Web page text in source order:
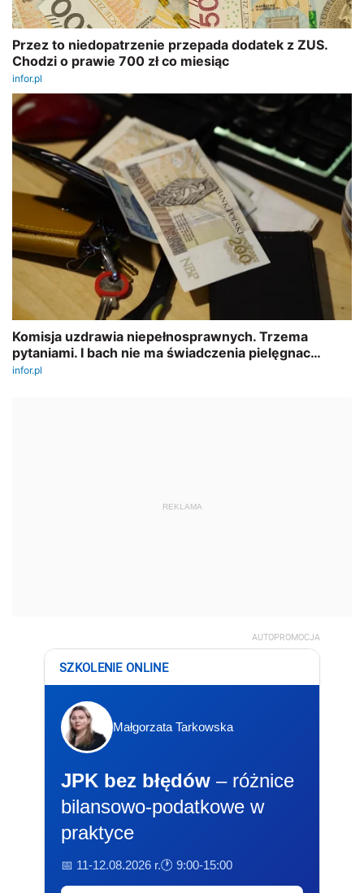
REKLAMA
AUTOPROMOCJA
SZKOLENIE ONLINE
Małgorzata Tarkowska
JPK bez błędów – różnice
bilansowo-podatkowe w
praktyce
📅 11-12.08.2026 r.🕐 9:00-15:00